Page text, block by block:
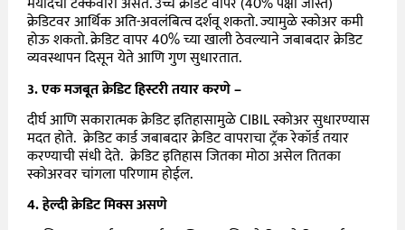
क्रेडिटवर आर्थिक अति-अवलंबित्व दर्शवू शकतो. ज्यामुळे स्कोअर कमी
होऊ शकतो. क्रेडिट वापर 40% च्या खाली ठेवल्याने जबाबदार क्रेडिट
व्यवस्थापन दिसून येते आणि गुण सुधारतात.
3. एक मजबूत क्रेडिट हिस्टरी तयार करणे –
दीर्घ आणि सकारात्मक क्रेडिट इतिहासामुळे CIBIL स्कोअर सुधारण्यास
मदत होते. क्रेडिट कार्ड जबाबदार क्रेडिट वापराचा ट्रॅक रेकॉर्ड तयार
करण्याची संधी देते. क्रेडिट इतिहास जितका मोठा असेल तितका
स्कोअरवर चांगला परिणाम होईल.
4. हेल्दी क्रेडिट मिक्स असणे